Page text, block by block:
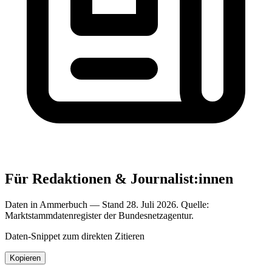
Für Redaktionen & Journalist:innen
Daten in Ammerbuch — Stand 28. Juli 2026. Quelle:
Marktstammdatenregister der Bundesnetzagentur.
Daten-Snippet zum direkten Zitieren
Kopieren